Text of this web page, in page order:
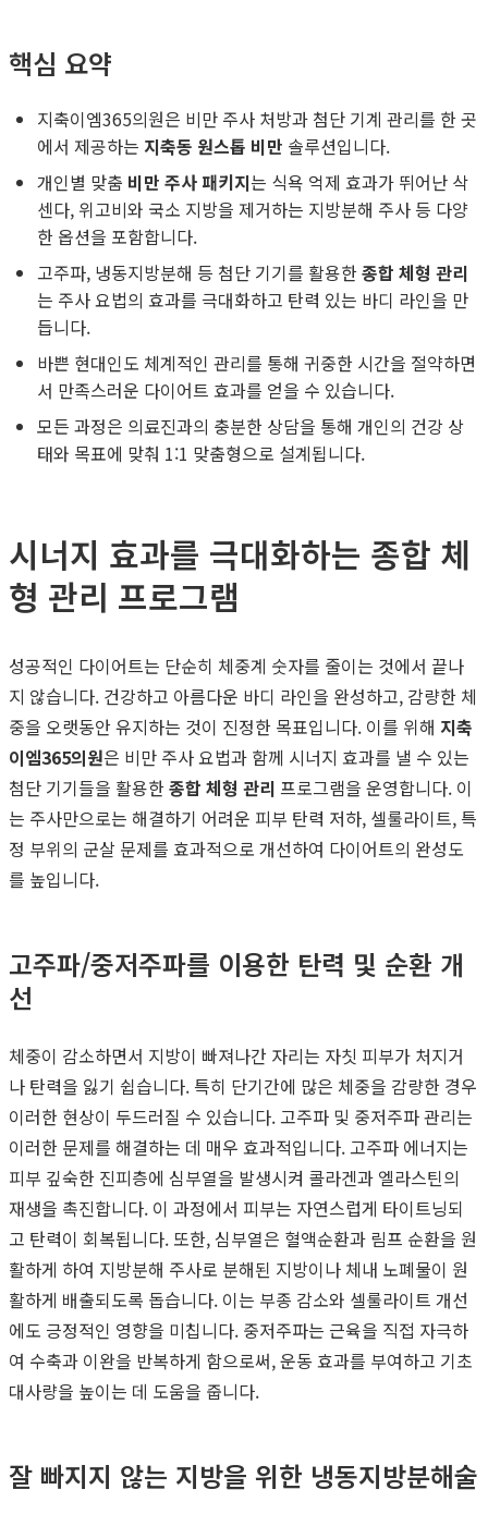
핵심 요약
지축이엠365의원은 비만 주사 처방과 첨단 기계 관리를 한 곳
에서 제공하는 지축동 원스톱 비만 솔루션입니다.
개인별 맞춤 비만 주사 패키지는 식욕 억제 효과가 뛰어난 삭
센다, 위고비와 국소 지방을 제거하는 지방분해 주사 등 다양
한 옵션을 포함합니다.
고주파, 냉동지방분해 등 첨단 기기를 활용한종합 체형 관리
는 주사 요법의 효과를 극대화하고 탄력 있는 바디 라인을 만
듭니다.
바쁜 현대인도 체계적인 관리를 통해 귀중한 시간을 절약하면
서 만족스러운 다이어트 효과를 얻을 수 있습니다.
모든 과정은 의료진과의 충분한 상담을 통해 개인의 건강 상
태와 목표에 맞춰 1:1 맞춤형으로 설계됩니다.
시너지 효과를 극대화하는 종합 체
형 관리 프로그램
성공적인 다이어트는 단순히 체중계 숫자를 줄이는 것에서 끝나
지 않습니다. 건강하고 아름다운 바디 라인을 완성하고, 감량한 체
중을 오랫동안 유지하는 것이 진정한 목표입니다. 이를 위해 지축
이엠365의원은 비만 주사 요법과 함께 시너지 효과를 낼 수 있는
첨단 기기들을 활용한종합 체형 관리 프로그램을 운영합니다. 이
는 주사만으로는 해결하기 어려운 피부 탄력 저하, 셀룰라이트, 특
정 부위의 군살 문제를 효과적으로 개선하여 다이어트의 완성도
를 높입니다.
고주파/중저주파를 이용한 탄력 및 순환 개
선
체중이 감소하면서 지방이 빠져나간 자리는 자칫 피부가 처지거
나 탄력을 잃기 쉽습니다. 특히 단기간에 많은 체중을 감량한 경우
이러한 현상이 두드러질 수 있습니다. 고주파 및 중저주파 관리는
이러한 문제를 해결하는 데 매우 효과적입니다. 고주파 에너지는
피부 깊숙한 진피층에 심부열을 발생시켜 콜라겐과 엘라스틴의
재생을 촉진합니다. 이 과정에서 피부는 자연스럽게 타이트닝되
고 탄력이 회복됩니다. 또한, 심부열은 혈액순환과 림프 순환을 원
활하게 하여 지방분해 주사로 분해된 지방이나 체내 노폐물이 원
활하게 배출되도록 돕습니다. 이는 부종 감소와 셀룰라이트 개선
에도 긍정적인 영향을 미칩니다. 중저주파는 근육을 직접 자극하
여 수축과 이완을 반복하게 함으로써, 운동 효과를 부여하고 기초
대사량을 높이는 데 도움을 줍니다.
잘 빠지지 않는 지방을 위한 냉동지방분해술